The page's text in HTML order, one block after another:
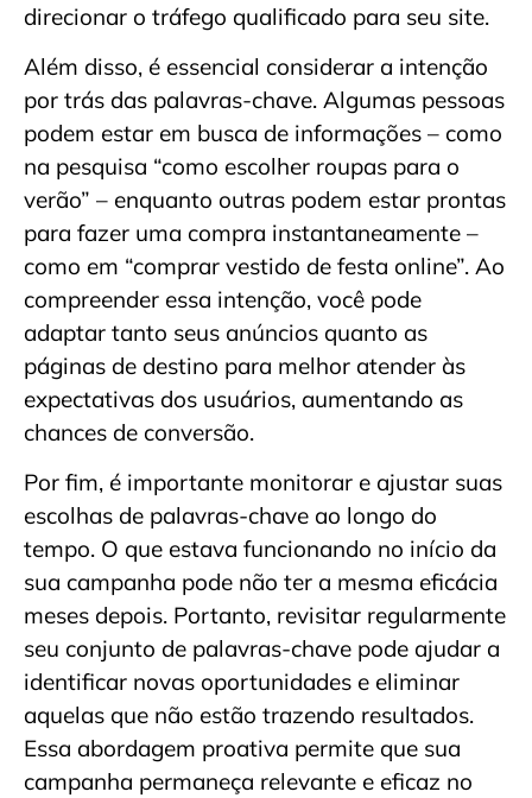
direcionar o tráfego qualificado para seu site.
Além disso, é essencial considerar a intenção
por trás das palavras-chave. Algumas pessoas
podem estar em busca de informações – como
na pesquisa “como escolher roupas para o
verão” – enquanto outras podem estar prontas
para fazer uma compra instantaneamente –
como em “comprar vestido de festa online”. Ao
compreender essa intenção, você pode
adaptar tanto seus anúncios quanto as
páginas de destino para melhor atender às
expectativas dos usuários, aumentando as
chances de conversão.
Por fim, é importante monitorar e ajustar suas
escolhas de palavras-chave ao longo do
tempo. O que estava funcionando no início da
sua campanha pode não ter a mesma eficácia
meses depois. Portanto, revisitar regularmente
seu conjunto de palavras-chave pode ajudar a
identificar novas oportunidades e eliminar
aquelas que não estão trazendo resultados.
Essa abordagem proativa permite que sua
campanha permaneça relevante e eficaz no